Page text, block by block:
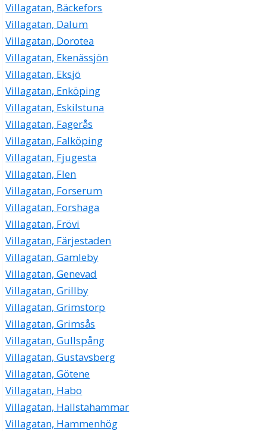
Villagatan, Bäckefors
Villagatan, Dalum
Villagatan, Dorotea
Villagatan, Ekenässjön
Villagatan, Eksjö
Villagatan, Enköping
Villagatan, Eskilstuna
Villagatan, Fagerås
Villagatan, Falköping
Villagatan, Fjugesta
Villagatan, Flen
Villagatan, Forserum
Villagatan, Forshaga
Villagatan, Frövi
Villagatan, Färjestaden
Villagatan, Gamleby
Villagatan, Genevad
Villagatan, Grillby
Villagatan, Grimstorp
Villagatan, Grimsås
Villagatan, Gullspång
Villagatan, Gustavsberg
Villagatan, Götene
Villagatan, Habo
Villagatan, Hallstahammar
Villagatan, Hammenhög